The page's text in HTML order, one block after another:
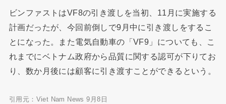
ビンファストはVF8の引き渡しを当初、11月に実施する
計画だったが、今回前倒しで9月中に引き渡しをするこ
とになった。また電気自動車の「VF9」についても、こ
れまでにベトナム政府から品質に関する認可が下りてお
り、数か月後には顧客に引き渡すことができるという。
引用元：Viet Nam News 9月8日